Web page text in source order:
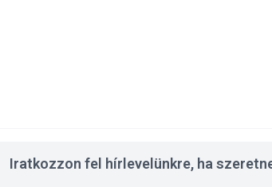
Iratkozzon fel hírlevelünkre, ha